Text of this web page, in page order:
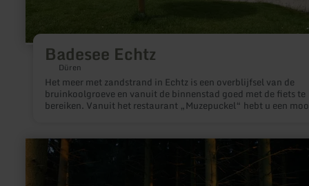
Badesee Echtz
Düren
Het meer met zandstrand in Echtz is een overblijfsel van de
bruinkoolgroeve en vanuit de binnenstad goed met de fiets te
bereiken. Vanuit het restaurant „Muzepuckel“ hebt u een
van Echtz voor duiksporters en vissers.
informatie
Hemingway-